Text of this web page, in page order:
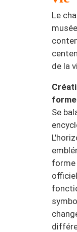
Le
de la
Se
forme